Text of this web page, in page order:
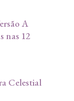
A
nas 12
Celestial